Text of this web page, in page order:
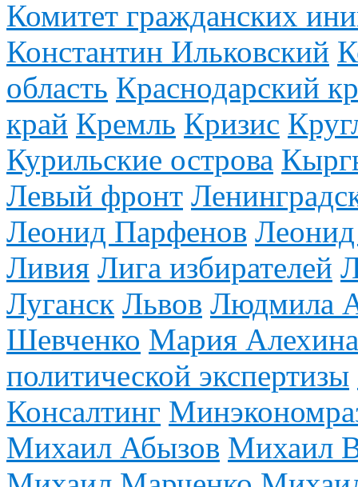
Комитет гражданских
Константин Ильковский
область Краснодарский
край Кремль Кризис
Курильские острова
Левый фронт
Леонид Парфенов
Ливия Лига избирателей
Луганск Львов Людмила
Шевченко Мария Алехина
политической экспертизы
Консалтинг
Михаил Абызов Михаил